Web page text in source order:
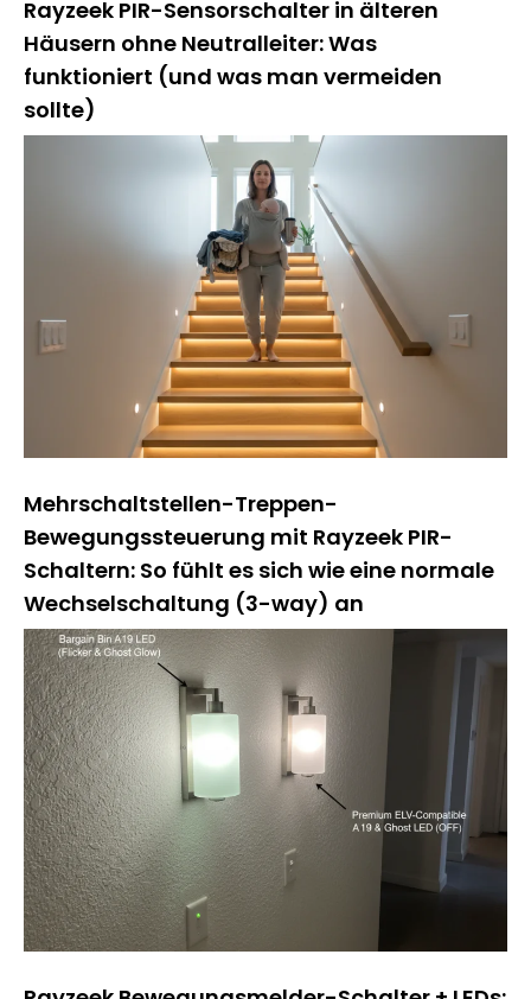
Rayzeek PIR-Sensorschalter in älteren
Häusern ohne Neutralleiter: Was
funktioniert (und was man vermeiden
sollte)
Mehrschaltstellen-Treppen-
Bewegungssteuerung mit Rayzeek PIR-
Schaltern: So fühlt es sich wie eine normale
Wechselschaltung (3-way) an